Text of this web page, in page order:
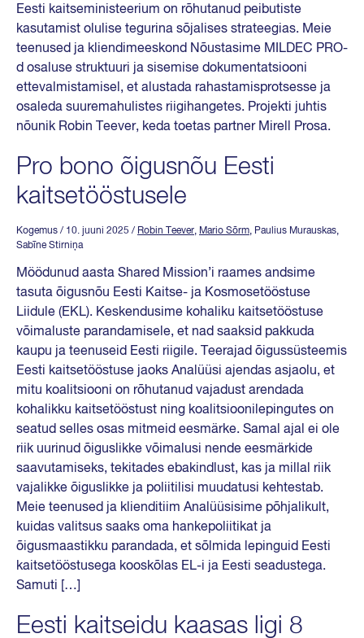
Eesti kaitseministeerium on rõhutanud peibutiste
kasutamist olulise tegurina sõjalises strateegias. Meie
teenused ja kliendimeeskond Nõustasime MILDEC PRO-
d osaluse struktuuri ja sisemise dokumentatsiooni
ettevalmistamisel, et alustada rahastamisprotsesse ja
osaleda suuremahulistes riigihangetes. Projekti juhtis
nõunik Robin Teever, keda toetas partner Mirell Prosa.
Pro bono õigusnõu Eesti
kaitsetööstusele
Kogemus / 10. juuni 2025 / Robin Teever, Mario Sõrm, Paulius Murauskas,
Sabīne Stirniņa
Möödunud aasta Shared Mission’i raames andsime
tasuta õigusnõu Eesti Kaitse- ja Kosmosetööstuse
Liidule (EKL). Keskendusime kohaliku kaitsetööstuse
võimaluste parandamisele, et nad saaksid pakkuda
kaupu ja teenuseid Eesti riigile. Teerajad õigussüsteemis
Eesti kaitsetööstuse jaoks Analüüsi ajendas asjaolu, et
mitu koalitsiooni on rõhutanud vajadust arendada
kohalikku kaitsetööstust ning koalitsioonilepingutes on
seatud selles osas mitmeid eesmärke. Samal ajal ei ole
riik uurinud õiguslikke võimalusi nende eesmärkide
saavutamiseks, tekitades ebakindlust, kas ja millal riik
vajalikke õiguslikke ja poliitilisi muudatusi kehtestab.
Meie teenused ja klienditiim Analüüsisime põhjalikult,
kuidas valitsus saaks oma hankepoliitikat ja
õigusmaastikku parandada, et sõlmida lepinguid Eesti
kaitsetööstusega kooskõlas EL-i ja Eesti seadustega.
Samuti […]
Eesti kaitseidu kaasas ligi 8